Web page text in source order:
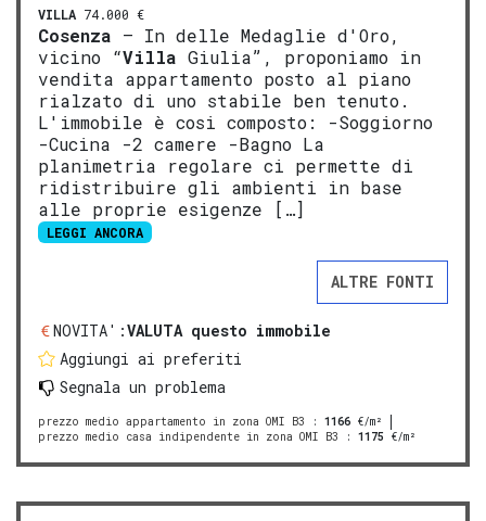
VILLA 74.000 €
Cosenza – In delle Medaglie d'Oro,
vicino “Villa Giulia”, proponiamo in
vendita appartamento posto al piano
rialzato di uno stabile ben tenuto.
L'immobile è cosi composto: -Soggiorno
-Cucina -2 camere -Bagno La
planimetria regolare ci permette di
ridistribuire gli ambienti in base
alle proprie esigenze […]
LEGGI ANCORA
ALTRE FONTI
NOVITA':VALUTA questo immobile
Aggiungi ai preferiti
Segnala un problema
prezzo medio appartamento in zona OMI B3 : 1166 €/m²
prezzo medio casa indipendente in zona OMI B3 : 1175 €/m²